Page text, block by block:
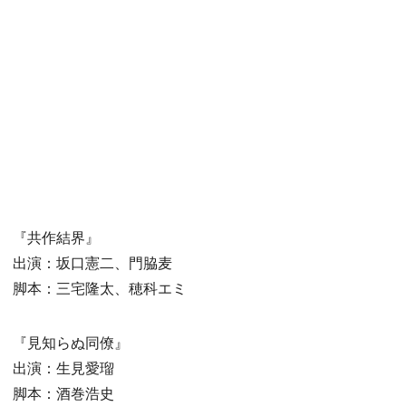
『共作結界』
出演：坂口憲二、門脇麦
脚本：三宅隆太、穂科エミ
『見知らぬ同僚』
出演：生見愛瑠
脚本：酒巻浩史